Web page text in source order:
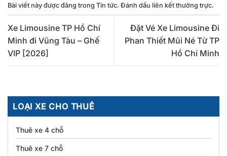
Bài viết này được đăng trong Tin tức. Đánh dấu liên kết thường trực.
Xe Limousine TP Hồ Chí
Minh đi Vũng Tàu – Ghế
VIP [2026]
Đặt Vé Xe Limousine Đi
Phan Thiết Mũi Né Từ TP
Hồ Chí Minh
LOẠI XE CHO THUÊ
Thuê xe 4 chỗ
Thuê xe 7 chỗ